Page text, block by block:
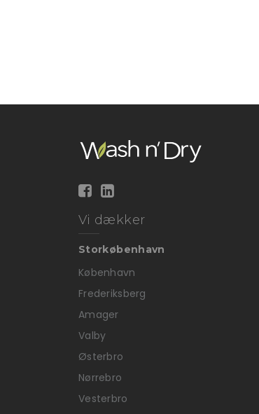
Vi dækker
Storkøbenhavn
København
Frederiksberg
Amager
Valby
Østerbro
Nørrebro
Vesterbro